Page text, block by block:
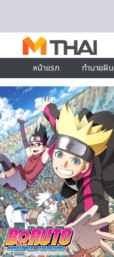
หน้าแรก
ทำนายฝัน